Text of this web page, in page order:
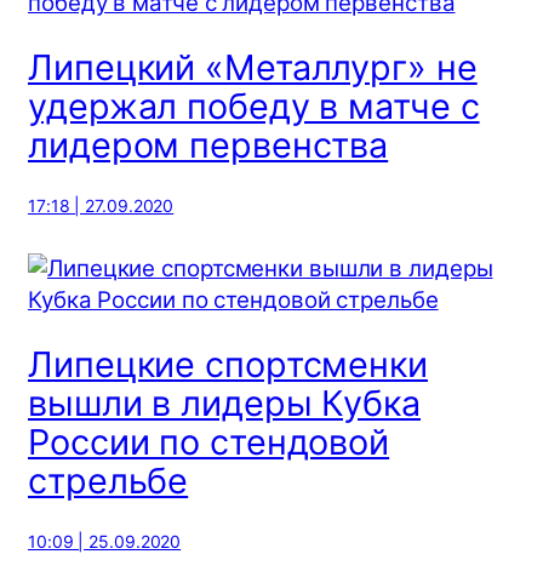
Липецкий «Металлург» не
удержал победу в матче с
лидером первенства
17:18 | 27.09.2020
Липецкие спортсменки
вышли в лидеры Кубка
России по стендовой
стрельбе
10:09 | 25.09.2020